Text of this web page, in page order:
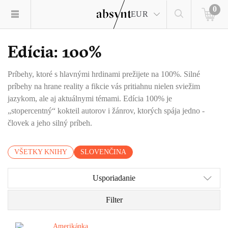
EUR
0
Edícia: 100%
Príbehy, ktoré s hlavnými hrdinami prežijete na 100%. Silné
príbehy na hrane reality a fikcie vás pritiahnu nielen sviežim
jazykom, ale aj aktuálnymi témami. Edícia 100% je
„stopercentný“ kokteil autorov i žánrov, ktorých spája jedno -
človek a jeho silný príbeh.
VŠETKY KNIHY SLOVENČINA
Usporiadanie
Filter